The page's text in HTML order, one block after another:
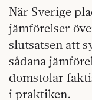
När Sverige
jämförelser
slutsatsen att
sådana
domstolar
i praktiken.